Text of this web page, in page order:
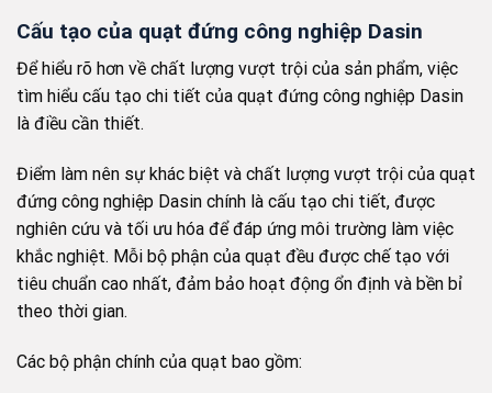
Cấu tạo của quạt đứng công nghiệp Dasin
Để hiểu rõ hơn về chất lượng vượt trội của sản phẩm, việc
tìm hiểu cấu tạo chi tiết của quạt đứng công nghiệp Dasin
là điều cần thiết.
Điểm làm nên sự khác biệt và chất lượng vượt trội của quạt
đứng công nghiệp Dasin chính là cấu tạo chi tiết, được
nghiên cứu và tối ưu hóa để đáp ứng môi trường làm việc
khắc nghiệt. Mỗi bộ phận của quạt đều được chế tạo với
tiêu chuẩn cao nhất, đảm bảo hoạt động ổn định và bền bỉ
theo thời gian.
Các bộ phận chính của quạt bao gồm: